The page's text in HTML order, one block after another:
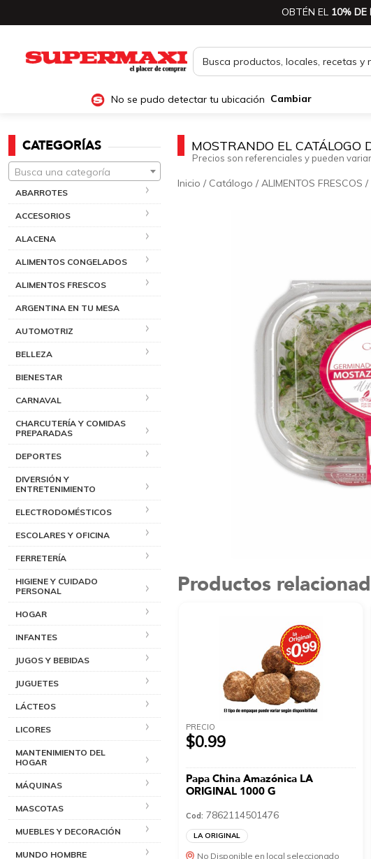
OBTÉN EL 10% DE
No se pudo detectar tu ubicación Cambiar
CATEGORÍAS
Busca una categoría
ABARROTES
ACCESORIOS
ALACENA
ALIMENTOS CONGELADOS
ALIMENTOS FRESCOS
ARGENTINA EN TU MESA
AUTOMOTRIZ
BELLEZA
BIENESTAR
CARNAVAL
CHARCUTERÍA Y COMIDAS
PREPARADAS
DEPORTES
DIVERSIÓN Y
ENTRETENIMIENTO
ELECTRODOMÉSTICOS
ESCOLARES Y OFICINA
FERRETERÍA
HIGIENE Y CUIDADO
PERSONAL
HOGAR
INFANTES
JUGOS Y BEBIDAS
JUGUETES
LÁCTEOS
LICORES
MANTENIMIENTO DEL
HOGAR
MÁQUINAS
MASCOTAS
MUEBLES Y DECORACIÓN
MUNDO HOMBRE
MOSTRANDO EL CATÁLOGO
Precios son referenciales y pueden
Inicio / Catálogo /ALIMENTOS FRESCOS /
Productos
PRECIO
$0.99
Papa China Amazónica LA
ORIGINAL 1000 G
Cod: 7862114501476
LA ORIGINAL
No Disponible en local seleccionado